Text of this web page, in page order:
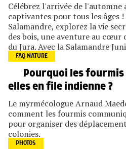
Célébrez l'arrivée de l'automne
captivantes pour tous les âges !
Salamandre, explorez la vie
des bois, une aventure au cœur
du Jura. Avec la Salamandre
FAQ NATURE
Pourquoi les
elles en file indienne ?
Le myrmécologue Arnaud
comment les fourmis
pour organiser des
colonies.
PHOTOS